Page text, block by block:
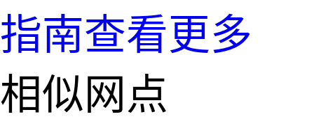
指南查看更多
相似网点